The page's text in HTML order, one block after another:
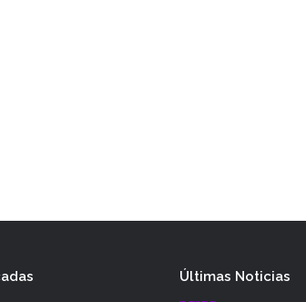
Últimas Noticias